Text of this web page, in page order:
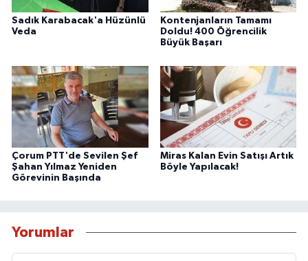
Sadık Karabacak'a Hüzünlü
Veda
Kontenjanların Tamamı
Doldu! 400 Öğrencilik
Büyük Başarı
Çorum PTT'de Sevilen Şef
Şahan Yılmaz Yeniden
Görevinin Başında
Miras Kalan Evin Satışı Artık
Böyle Yapılacak!
Yorumlar